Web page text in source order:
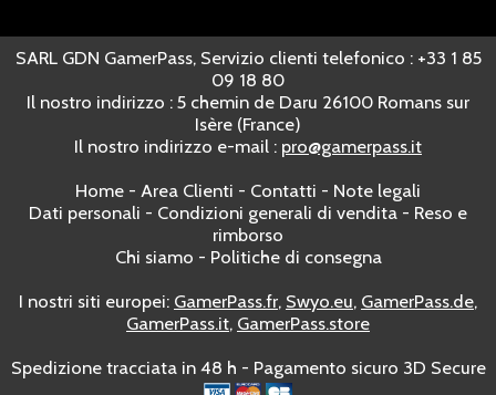
SARL GDN GamerPass, Servizio clienti telefonico : +33 1 85
09 18 80
Il nostro indirizzo : 5 chemin de Daru 26100 Romans sur
Isère (France)
Il nostro indirizzo e-mail : pro@gamerpass.it
Home - Area Clienti - Contatti - Note legali
Dati personali - Condizioni generali di vendita - Reso e
rimborso
Chi siamo - Politiche di consegna
I nostri siti europei: GamerPass.fr, Swyo.eu, GamerPass.de,
GamerPass.it, GamerPass.store
Spedizione tracciata in 48 h - Pagamento sicuro 3D Secure